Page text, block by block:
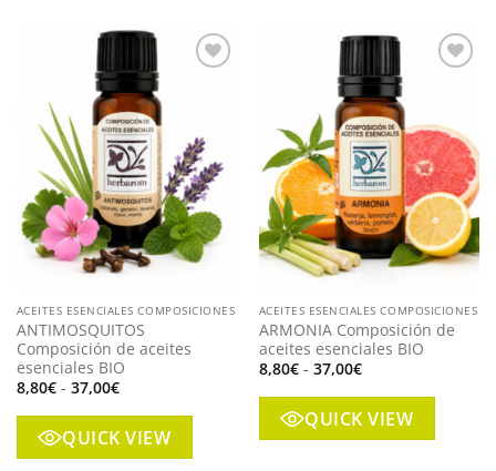
ACEITES ESENCIALES COMPOSICIONES
ANTIMOSQUITOS
Composición de aceites
esenciales BIO
8,80€ - 37,00€Rango
precios:
desde
8,80€
hasta
QUICK VIEW
ACEITES ESENCIALES COMPOSICIONES
ARMONIA Composición de
aceites esenciales BIO
8,80€ - 37,00€Rango
precios:
desde
8,80€
hasta
QUICK VIEW